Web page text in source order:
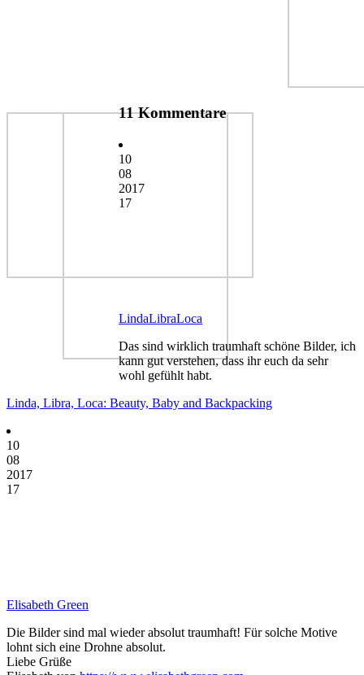
11 Kommentare
10
08
2017
17
LindaLibraLoca
Das sind wirklich traumhaft schöne Bilder, ich
kann gut verstehen, dass ihr euch da sehr
wohl gefühlt habt.
Linda, Libra, Loca: Beauty, Baby and Backpacking
10
08
2017
17
Elisabeth Green
Die Bilder sind mal wieder absolut traumhaft! Für solche Motive
lohnt sich eine Drohne absolut.
Liebe Grüße